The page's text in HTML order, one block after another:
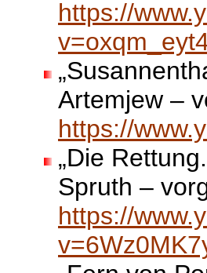
https://
Artemjew –
https://
„Die
Spruth –
https://